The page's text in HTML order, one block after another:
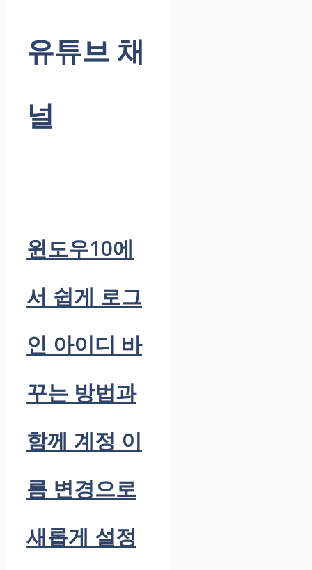
유튜브 채
널
윈도우10에
서 쉽게 로그
인 아이디 바
꾸는 방법과
함께 계정 이
름 변경으로
새롭게 설정